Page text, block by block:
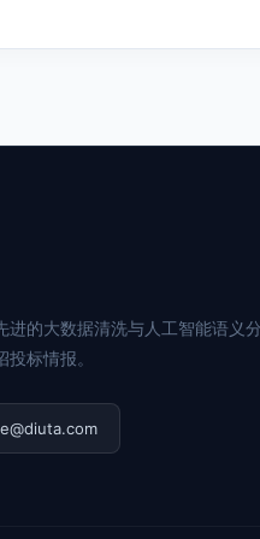
进的大数据清洗与人工智能语义
标情报。